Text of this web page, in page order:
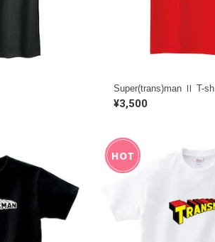
Super(trans)man Ⅱ T-sh
¥3,500